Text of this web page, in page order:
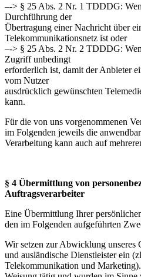
–-> § 25 Abs. 2 Nr. 1 TDDDG:
Durchführung der
Übertragung einer Nachricht über
Telekommunikationsnetz ist oder
–-> § 25 Abs. 2 Nr. 2 TDDDG:
Zugriff unbedingt
erforderlich ist, damit der Anbieter
vom Nutzer
ausdrücklich gewünschten
kann.
Für die von uns vorgenommenen
im Folgenden jeweils die
Verarbeitung kann auch auf
§ 4 Übermittlung von
Auftragsverarbeiter
Eine Übermittlung Ihrer
den im Folgenden aufgeführten
Wir setzen zur Abwicklung unseres
und ausländische Dienstleister ein
Telekommunikation und